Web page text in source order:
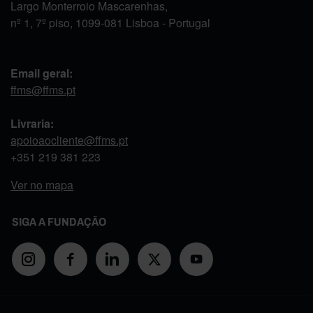
Largo Monterroio Mascarenhas,
nº 1, 7º piso, 1099-081 Lisboa - Portugal
Email geral:
ffms@ffms.pt
Livraria:
apoioaocliente@ffms.pt
+351 219 381 223
Ver no mapa
SIGA A FUNDAÇÃO